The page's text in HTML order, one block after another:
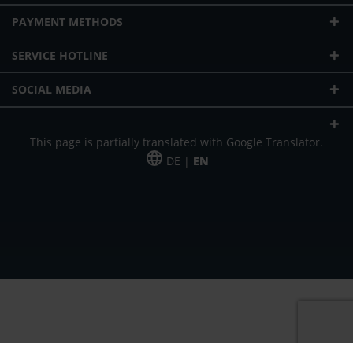
PAYMENT METHODS
SERVICE HOTLINE
SOCIAL MEDIA
This page is partially translated with Google Translator.
DE | EN